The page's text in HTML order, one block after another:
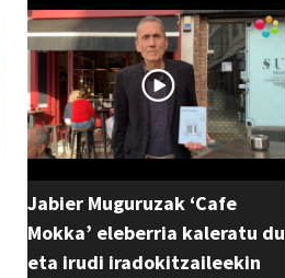
Jabier Muguruzak ‘Cafe
Mokka’ eleberria kaleratu du
eta irudi iradokitzaileekin